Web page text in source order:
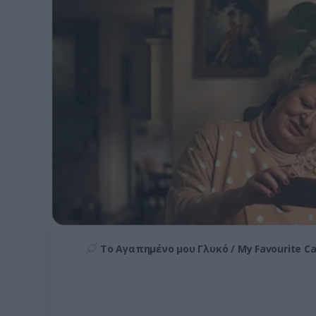
Το Αγαπημένο μου Γλυκό / My Favourite